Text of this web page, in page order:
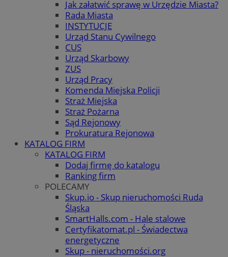
Jak załatwić sprawę w Urzędzie Miasta?
Rada Miasta
INSTYTUCJE
Urząd Stanu Cywilnego
CUS
Urząd Skarbowy
ZUS
Urząd Pracy
Komenda Miejska Policji
Straż Miejska
Straż Pożarna
Sąd Rejonowy
Prokuratura Rejonowa
KATALOG FIRM
KATALOG FIRM
Dodaj firmę do katalogu
Ranking firm
POLECAMY
Skup.io - Skup nieruchomości Ruda
Śląska
SmartHalls.com - Hale stalowe
Certyfikatomat.pl - Świadectwa
energetyczne
Skup - nieruchomości.org